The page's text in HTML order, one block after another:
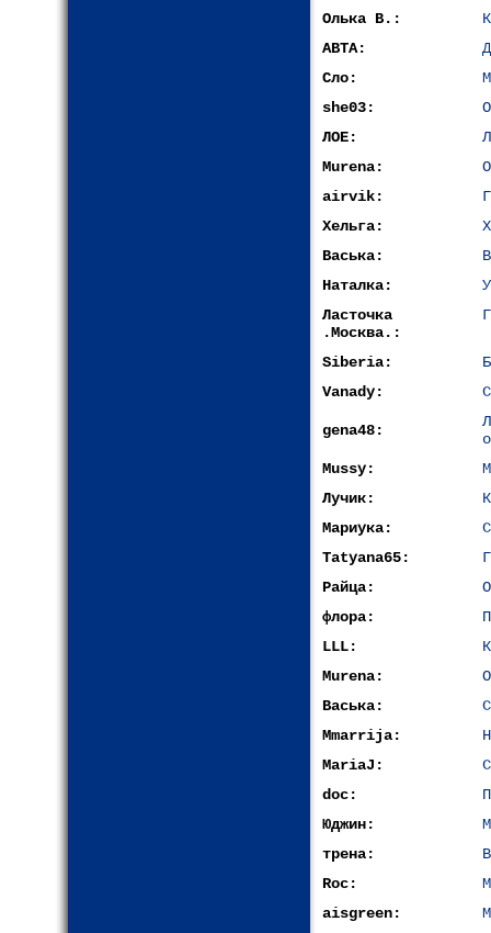
Олька В.:
АВТА:
Сло:
she03:
ЛОЕ:
Murena:
airvik:
Хельга:
Васька:
Наталка:
Ласточка
.Москва.:
Siberia:
Vanady:
gena48:
Mussy:
Лучик:
Мариука:
Tatyana65:
Райца:
флора:
LLL:
Murena:
Васька:
Mmarrija:
MariaJ:
doc:
Юджин:
трена:
Roc:
aisgreen: